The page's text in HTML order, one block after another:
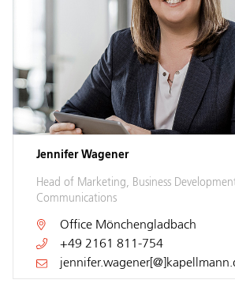
Jennifer Wagener
Head of Marketing, Business
Communications
Office Mönchengladbach
+49 2161 811-754